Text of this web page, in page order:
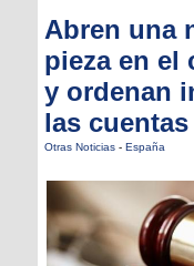
Abren una
pieza en el
y ordenan
las
Otras Noticias - España